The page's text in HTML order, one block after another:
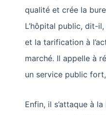
qualité et crée la
L’hôpital public, dit-
et la tarification à
marché. Il appelle à
un service public
Enfin, il s’attaque à